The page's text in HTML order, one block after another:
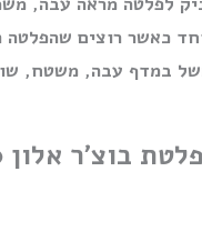
כאשר רוצים שהפלטה
במדף עבה, משטח,